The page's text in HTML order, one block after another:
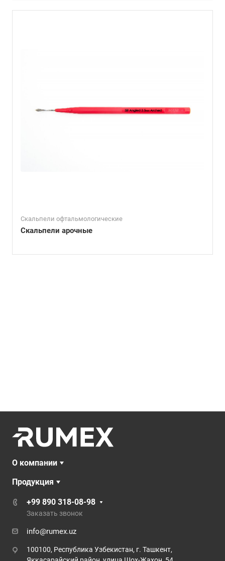
Скальпели офтальмологические
Скальпели арочные
О компании
Продукция
+99 890 318-08-98
Заказать звонок
info@rumex.uz
100100, Республика Узбекистан, г. Ташкент,